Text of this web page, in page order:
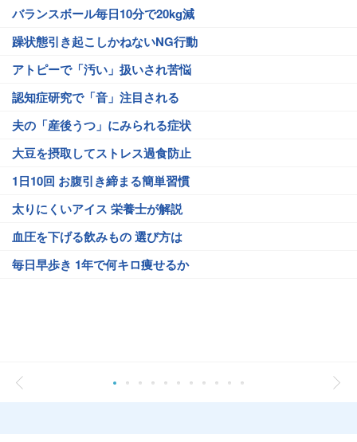
バランスボール毎日10分で20kg減
躁状態引き起こしかねないNG行動
アトピーで「汚い」扱いされ苦悩
認知症研究で「音」注目される
夫の「産後うつ」にみられる症状
大豆を摂取してストレス過食防止
1日10回 お腹引き締まる簡単習慣
太りにくいアイス 栄養士が解説
血圧を下げる飲みもの 選び方は
毎日早歩き 1年で何キロ痩せるか